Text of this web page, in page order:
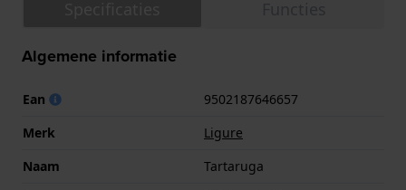
Algemene informatie
Ean
9502187646657
Merk
Ligure
Naam
Tartaruga